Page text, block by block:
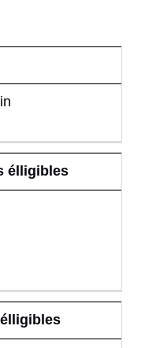
élligibles